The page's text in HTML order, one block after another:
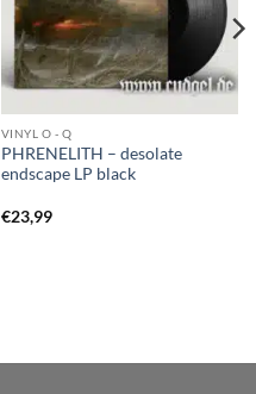
VINYL O - Q
PHRENELITH – desolate
endscape LP black
€23,99